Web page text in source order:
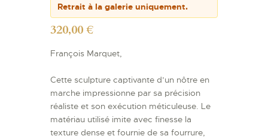
Retrait à la galerie uniquement.
320,00€
François Marquet,
Cette sculpture captivante d’un nôtre en
marche impressionne par sa précision
réaliste et son exécution méticuleuse. Le
matériau utilisé imite avec finesse la
texture dense et fournie de sa fourrure,